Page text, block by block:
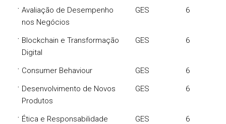
· Avaliação de Desempenho
nos Negócios
GES 6
· Blockchain e Transformação
Digital
GES 6
· Consumer Behaviour GES 6
· Desenvolvimento de Novos
Produtos
GES 6
· Ética e Responsabilidade
GES 6